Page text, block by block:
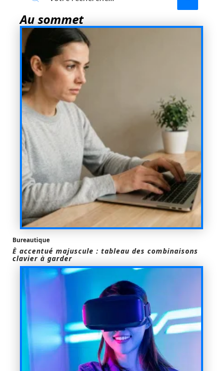
Au sommet
Bureautique
È accentué majuscule : tableau des combinaisons
clavier à garder